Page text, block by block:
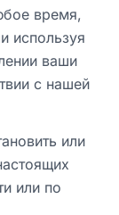
время,
используя
ваши
с нашей
или
или по